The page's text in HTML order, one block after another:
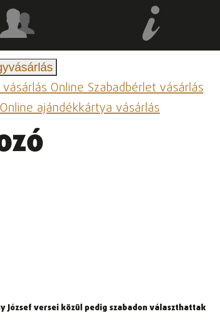
vásárlásOnline Szabadbérlet vásárlás
Online ajándékkártya vásárlás
József versei közül pedig szabadon választhattak